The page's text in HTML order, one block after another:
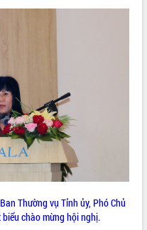
Thường vụ Tỉnh ủy, Phó Chủ
chào mừng hội nghị.